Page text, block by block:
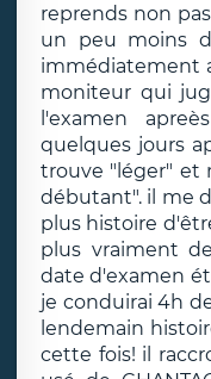
reprends non
un peu moins
immédiatement
moniteur qui
l'examen
quelques jours
trouve "léger" et
débutant". il me
plus histoire
plus vraiment
date d'examen
je conduirai 4h
lendemain
cette fois! il